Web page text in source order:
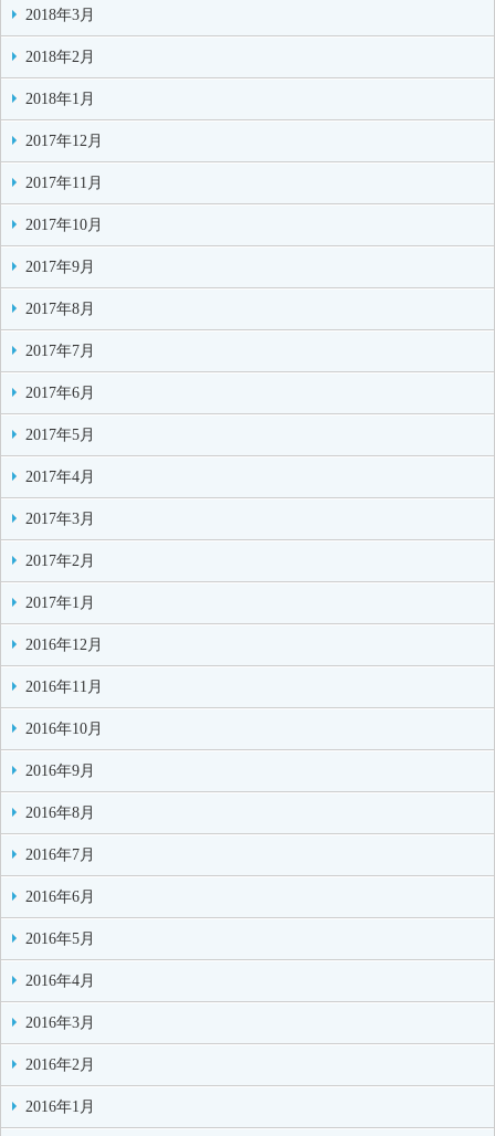
2018年3月
2018年2月
2018年1月
2017年12月
2017年11月
2017年10月
2017年9月
2017年8月
2017年7月
2017年6月
2017年5月
2017年4月
2017年3月
2017年2月
2017年1月
2016年12月
2016年11月
2016年10月
2016年9月
2016年8月
2016年7月
2016年6月
2016年5月
2016年4月
2016年3月
2016年2月
2016年1月